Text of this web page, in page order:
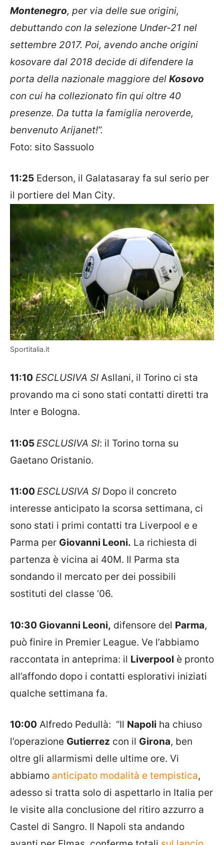
Montenegro, per via delle sue origini,
debuttando con la selezione Under-21 nel
settembre 2017. Poi, avendo anche origini
kosovare dal 2018 decide di difendere la
porta della nazionale maggiore del Kosovo
con cui ha collezionato fin qui oltre 40
presenze. Da tutta la famiglia neroverde,
benvenuto Arijanet!”.
Foto: sito Sassuolo
11:25 Ederson, il Galatasaray fa sul serio per
il portiere del Man City.
Sportitalia.it
11:10 ESCLUSIVA SI Asllani, il Torino ci sta
provando ma ci sono stati contatti diretti tra
Inter e Bologna.
11:05ESCLUSIVA SI: il Torino torna su
Gaetano Oristanio.
11:00 ESCLUSIVA SI Dopo il concreto
interesse anticipato la scorsa settimana, ci
sono stati i primi contatti tra Liverpool e e
Parma per Giovanni Leoni. La richiesta di
partenza è vicina ai 40M. Il Parma sta
sondando il mercato per dei possibili
sostituti del classe ‘06.
10:30 Giovanni Leoni, difensore del Parma,
può finire in Premier League. Ve l’abbiamo
raccontata in anteprima: il Liverpool è pronto
all’affondo dopo i contatti esplorativi iniziati
qualche settimana fa.
10:00 Alfredo Pedullà: “Il Napoli ha chiuso
l’operazione Gutierrez con il Girona, ben
oltre gli allarmismi delle ultime ore. Vi
abbiamo anticipato modalità e tempistica,
adesso si tratta solo di aspettarlo in Italia per
le visite alla conclusione del ritiro azzurro a
Castel di Sangro. Il Napoli sta andando